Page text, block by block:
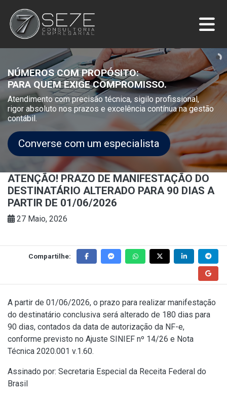
NÚMEROS COM PROPÓSITO:
PARA QUEM EXIGE COMPROMISSO.
Atendimento com precisão técnica, sigilo profissional,
rigor absoluto nos prazos e excelência contínua na gestão
contábil.
Converse com um especialista
ATENÇÃO! PRAZO DE MANIFESTAÇÃO DO
DESTINATÁRIO ALTERADO PARA 90 DIAS A
PARTIR DE 01/06/2026
27 Maio, 2026
Compartilhe:
A partir de 01/06/2026, o prazo para realizar manifestação
do destinatário conclusiva será alterado de 180 dias para
90 dias, contados da data de autorização da NF-e,
conforme previsto no Ajuste SINIEF nº 14/26 e Nota
Técnica 2020.001 v.1.60.
Assinado por: Secretaria Especial da Receita Federal do
Brasil